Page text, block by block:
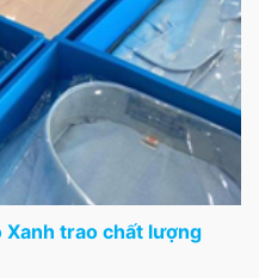
Xanh trao chất lượng